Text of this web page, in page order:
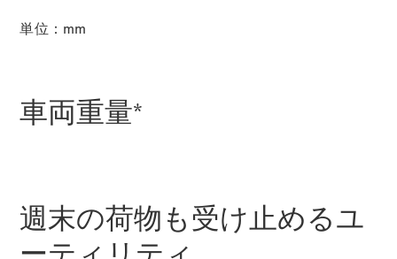
Coupé
スト
オンライン
単位：mm
車両重量*
週末の荷物も受け止めるユ